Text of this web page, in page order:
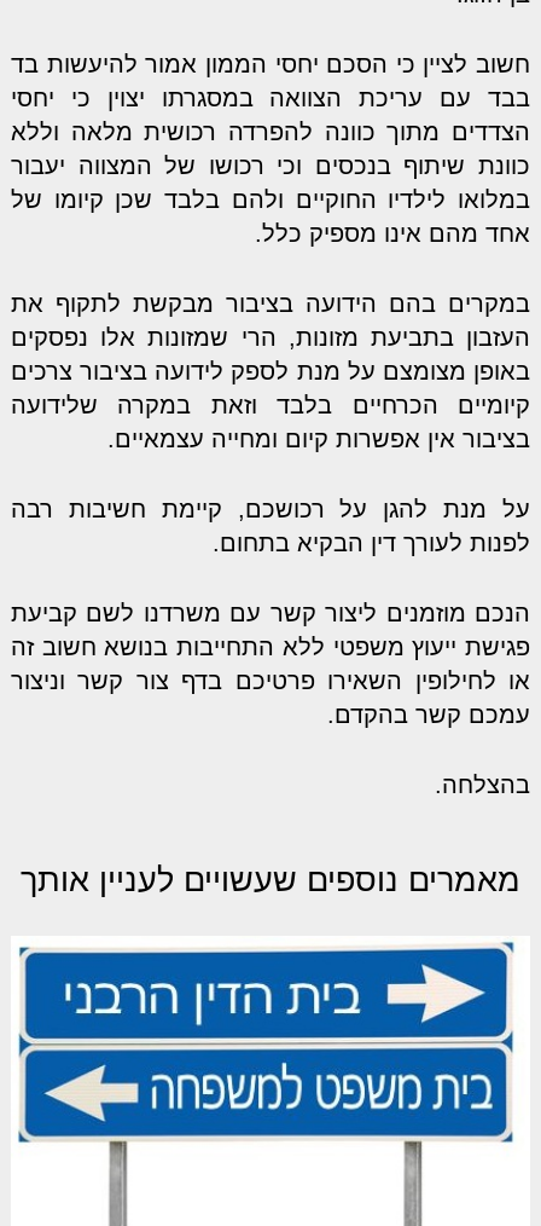
חשוב לציין כי הסכם יחסי הממון אמור להיעשות בד
בבד עם עריכת הצוואה במסגרתו יצוין כי יחסי
הצדדים מתוך כוונה להפרדה רכושית מלאה וללא
כוונת שיתוף בנכסים וכי רכושו של המצווה יעבור
במלואו לילדיו החוקיים ולהם בלבד שכן קיומו של
אחד מהם אינו מספיק כלל.
במקרים בהם הידועה בציבור מבקשת לתקוף את
העזבון בתביעת מזונות, הרי שמזונות אלו נפסקים
באופן מצומצם על מנת לספק לידועה בציבור צרכים
קיומיים הכרחיים בלבד וזאת במקרה שלידועה
בציבור אין אפשרות קיום ומחייה עצמאיים.
על מנת להגן על רכושכם, קיימת חשיבות רבה
לפנות לעורך דין הבקיא בתחום.
הנכם מוזמנים ליצור קשר עם משרדנו לשם קביעת
פגישת ייעוץ משפטי ללא התחייבות בנושא חשוב זה
או לחילופין השאירו פרטיכם בדף צור קשר וניצור
עמכם קשר בהקדם.
בהצלחה.
מאמרים נוספים שעשויים לעניין אותך